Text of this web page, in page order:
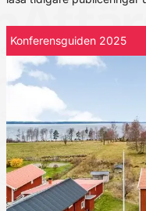
Konferensguiden 2025